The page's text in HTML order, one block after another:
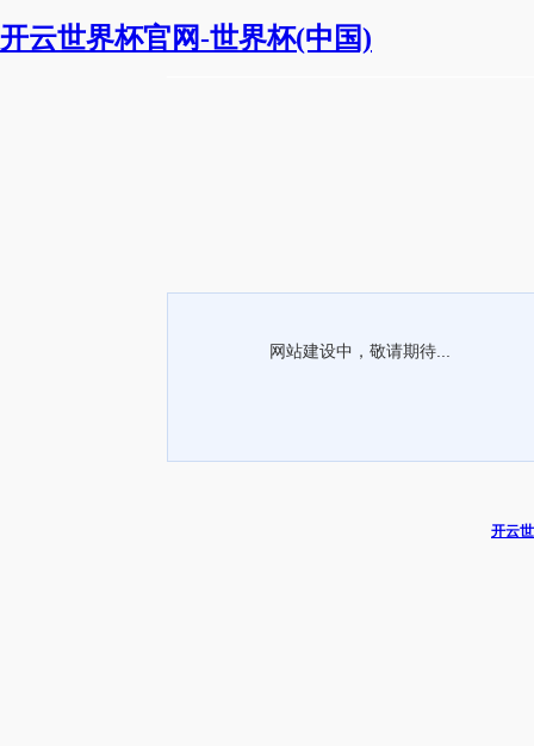
开云世界杯官网-世界杯(中国)
网站建设中，敬请期待...
开云